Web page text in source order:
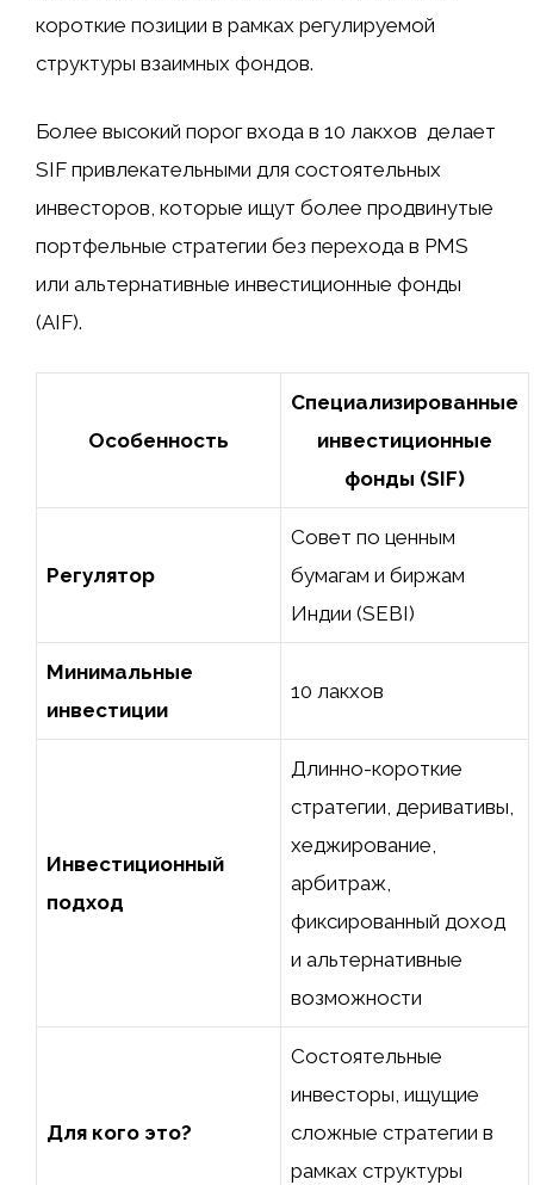
короткие позиции в рамках регулируемой
структуры взаимных фондов.
Более высокий порог входа в 10 лакхов ₹ делает
SIF привлекательными для состоятельных
инвесторов, которые ищут более продвинутые
портфельные стратегии без перехода в PMS
или альтернативные инвестиционные фонды
(AIF).
Особенность
Специализированные
инвестиционные
фонды (SIF)
Регулятор
Совет по ценным
бумагам и биржам
Индии (SEBI)
Минимальные
инвестиции
10 лакхов ₹
Инвестиционный
подход
Длинно-короткие
стратегии, деривативы,
хеджирование,
арбитраж,
фиксированный доход
и альтернативные
возможности
Для кого это?
Состоятельные
инвесторы, ищущие
сложные стратегии в
рамках структуры